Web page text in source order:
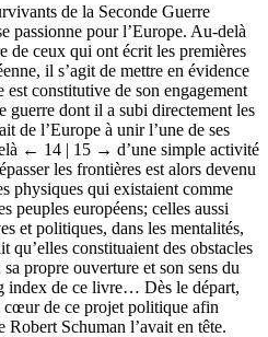
de la Seconde Guerre
passionne pour l’Europe. Au-delà
de ceux qui ont écrit les premières
il s’agit de mettre en évidence
est constitutive de son engagement
guerre dont il a subi directement les
de l’Europe à unir l’une de ses
← 14 | 15 → d’une simple activité
les frontières est alors devenu
physiques qui existaient comme
peuples européens; celles aussi
et politiques, dans les mentalités,
qu’elles constituaient des obstacles
propre ouverture et son sens du
index de ce livre… Dès le départ,
de ce projet politique afin
Schuman l’avait en tête.